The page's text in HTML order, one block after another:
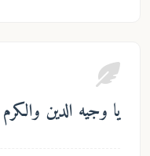
يا وجيه الدين والكرم